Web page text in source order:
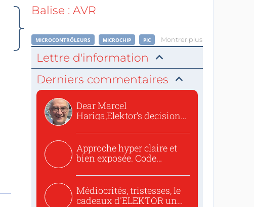
RechercherBalise : AVR
MICROCONTRÔLEURS MICROCHIP PIC Montrer plus
Lettre d'information
Derniers commentaires
Dear Marcel
Hariga,Elektor’s decision
Approche hyper claire et
bien exposée. Code
Médiocrités, tristesses, le
cadeaux d'ELEKTOR un